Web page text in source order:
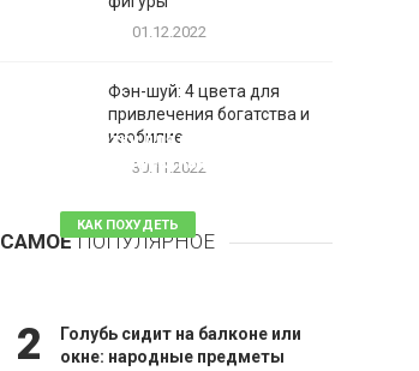
01.12.2022
Фэн-шуй: 4 цвета для
привлечения богатства и
изобилие
30.11.2022
САМОЕПОПУЛЯРНОЕ
Таблетки для похудения -
обзор эффективных и
КАК ПОХУДЕТЬ
81 комментарий
2
Голубь сидит на балконе или
окне: народные предметы